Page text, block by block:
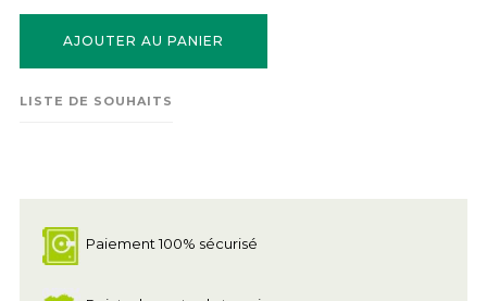
AJOUTER AU PANIER
LISTE DE SOUHAITS
Paiement 100% sécurisé